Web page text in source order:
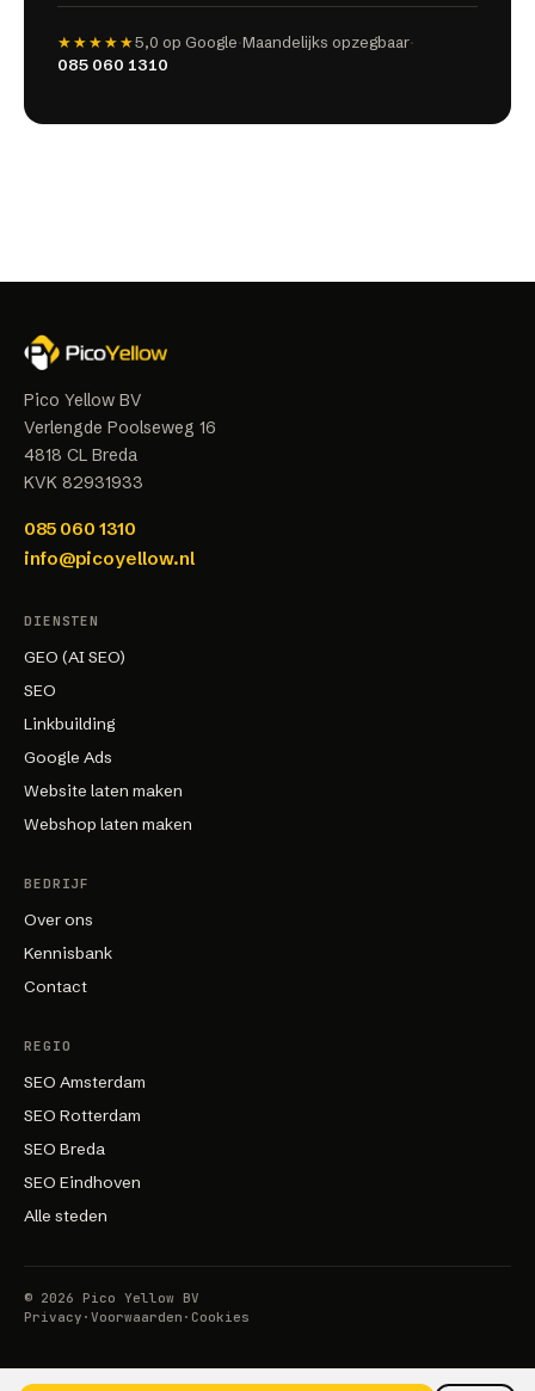
★★★★★5,0 op Google·Maandelijks opzegbaar·
085 060 1310
Pico Yellow BV
Verlengde Poolseweg 16
4818 CL Breda
KVK 82931933
085 060 1310
info@picoyellow.nl
DIENSTEN
GEO (AI SEO)
SEO
Linkbuilding
Google Ads
Website laten maken
Webshop laten maken
BEDRIJF
Over ons
Kennisbank
Contact
REGIO
SEO Amsterdam
SEO Rotterdam
SEO Breda
SEO Eindhoven
Alle steden
© 2026
Pico Yellow BV
Privacy · Voorwaarden · Cookies